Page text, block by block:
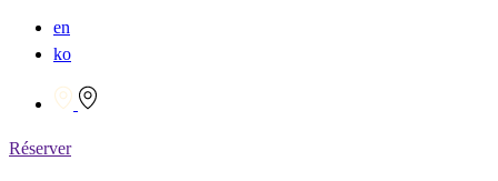
en
ko
Réserver